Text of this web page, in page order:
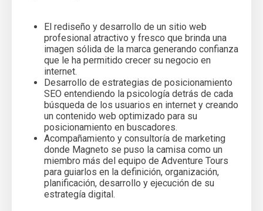
El rediseño y desarrollo de un sitio web
profesional atractivo y fresco que brinda una
imagen sólida de la marca generando confianza
que le ha permitido crecer su negocio en
internet.
Desarrollo de estrategias de posicionamiento
SEO entendiendo la psicología detrás de cada
búsqueda de los usuarios en internet y creando
un contenido web optimizado para su
posicionamiento en buscadores.
Acompañamiento y consultoría de marketing
donde Magneto se puso la camisa como un
miembro más del equipo de Adventure Tours
para guiarlos en la definición, organización,
planificación, desarrollo y ejecución de su
estrategía digital.